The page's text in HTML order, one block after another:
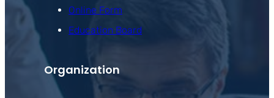
Online Form
Education Board
Organization